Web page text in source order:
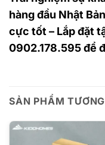
hàng đầu Nhật
cực tốt – Lắp đặt
0902.178.595 để
SẢN PHẨM